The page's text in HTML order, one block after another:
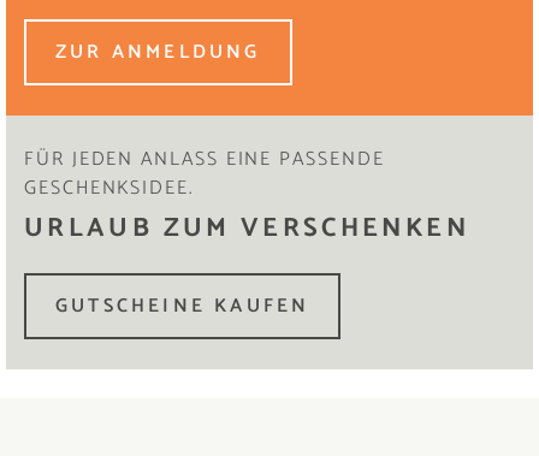
ZUR ANMELDUNG
FÜR JEDEN ANLASS EINE PASSENDE
GESCHENKSIDEE.
URLAUB ZUM VERSCHENKEN
GUTSCHEINE KAUFEN